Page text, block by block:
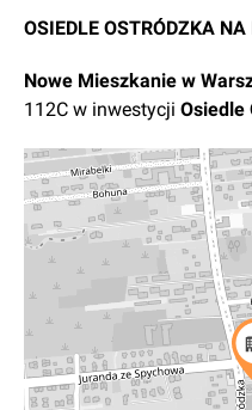
OSIEDLE OSTRÓDZKA
Nowe Mieszkanie w
112C w inwestycji Osiedle